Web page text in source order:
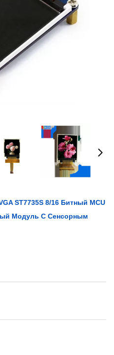
ST7735S 8/16 Битный MCU
Модуль С Сенсорным